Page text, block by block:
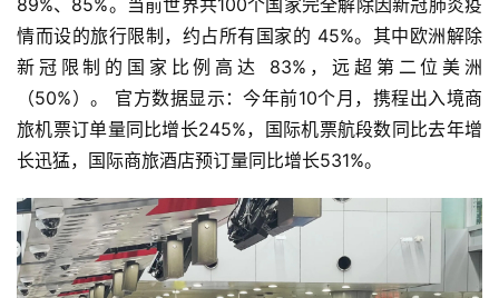
89%、85%。当前世界共100个国家完全解除因新冠肺炎疫
情而设的旅行限制，约占所有国家的 45%。其中欧洲解除
新冠限制的国家比例高达 83%，远超第二位美洲
（50%）。 官方数据显示：今年前10个月，携程出入境商
旅机票订单量同比增长245%，国际机票航段数同比去年增
长迅猛，国际商旅酒店预订量同比增长531%。